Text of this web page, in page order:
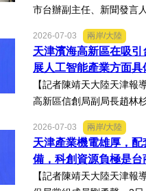
市台辦副主任、新聞發言
第十七屆津台投資合作洽
會上表示，津台投資合作
8年至今已成功舉辦16屆，
兩岸重要的經貿交流合...
2026-07-03 兩岸/大陸
天津濱海高新區在吸引
展人工智能產業方面具
【記者陳靖天大陸天津報
高新區信創局副局長趙林
第十七屆津台投資合作洽
會上，針對吸引臺商臺企
智能產業方面具備優勢表
為國家自主創新示範區，
2026-07-03 兩岸/大陸
天津產業機電雄厚，配
備，科創資源負極是台
業的理想沃土
【記者陳靖天大陸天津報